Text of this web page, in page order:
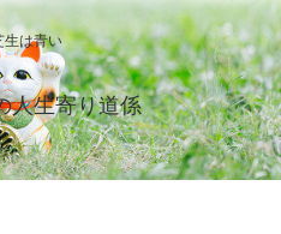
生は青い
人生寄り道係